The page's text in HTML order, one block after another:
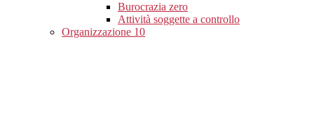
Burocrazia zero
Attività soggette a controllo
Organizzazione 10